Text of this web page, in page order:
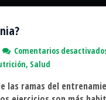
Comentarios
, Salud
las ramas del